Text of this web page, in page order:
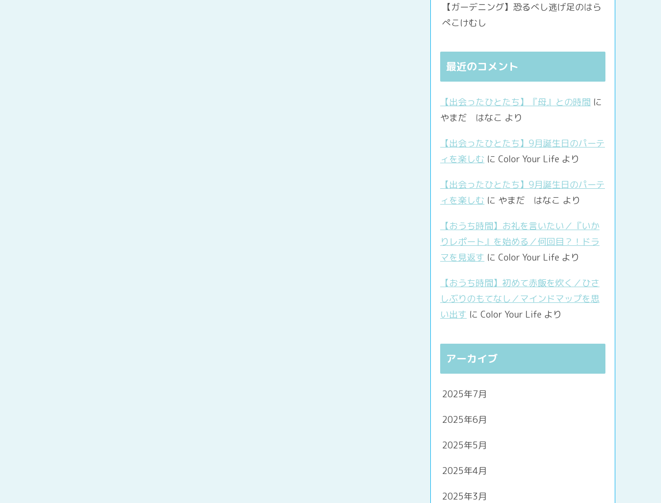
【ガーデニング】恐るべし逃げ足のはら
ぺこけむし
最近のコメント
【出会ったひとたち】『母』との時間 に
やまだ はなこ より
【出会ったひとたち】9月誕生日のパーテ
ィを楽しむ に Color Your Life より
【出会ったひとたち】9月誕生日のパーテ
ィを楽しむ に やまだ はなこ より
【おうち時間】お礼を言いたい／『いか
りレポート』を始める／何回目？！ドラ
マを見返す に Color Your Life より
【おうち時間】初めて赤飯を炊く／ひさ
しぶりのもてなし／マインドマップを思
い出す に Color Your Life より
アーカイブ
2025年7月
2025年6月
2025年5月
2025年4月
2025年3月